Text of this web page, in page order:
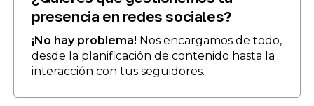
presencia en redes sociales?
¡No hay problema! Nos encargamos de todo,
desde la planificación de contenido hasta la
interacción con tus seguidores.